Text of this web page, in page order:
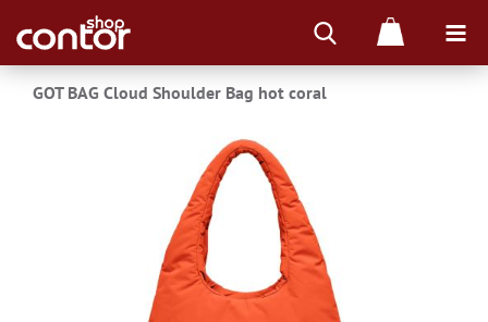
GOT BAG Cloud Shoulder Bag hot coral